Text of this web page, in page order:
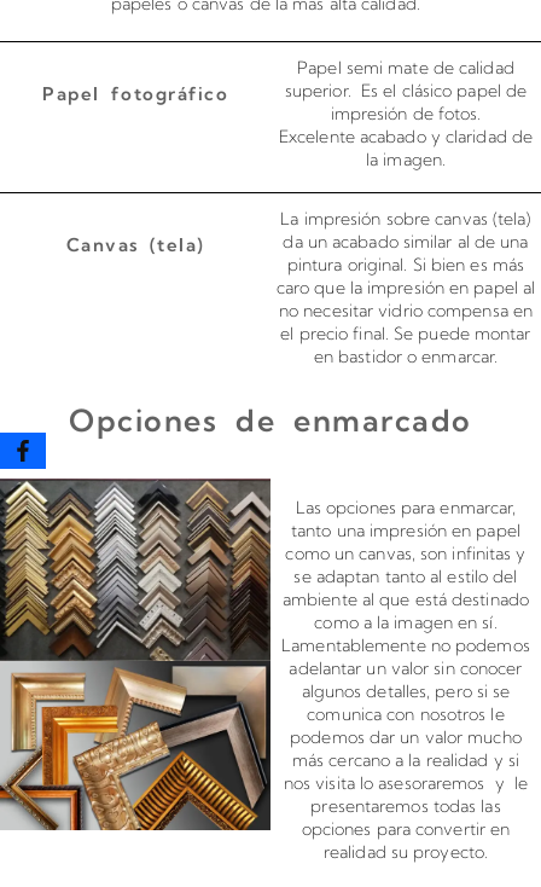
Papel fotográfico
Papel semi mate de calidad
superior. Es el clásico papel de
impresión de fotos.
Excelente acabado y claridad de
la imagen.
Canvas (tela)
La impresión sobre canvas (tela)
da un acabado similar al de una
pintura original. Si bien es más
caro que la impresión en papel al
no necesitar vidrio compensa en
el precio final. Se puede montar
en bastidor o enmarcar.
Opciones de enmarcado
Enmarcado para impresiones en canvas o papel
Las opciones para enmarcar,
tanto una impresión en papel
como un canvas, son infinitas y
se adaptan tanto al estilo del
ambiente al que está destinado
como a la imagen en sí.
Lamentablemente no podemos
adelantar un valor sin conocer
algunos detalles, pero si se
comunica con nosotros le
podemos dar un valor mucho
más cercano a la realidad y si
nos visita lo asesoraremos y le
presentaremos todas las
opciones para convertir en
realidad su proyecto.